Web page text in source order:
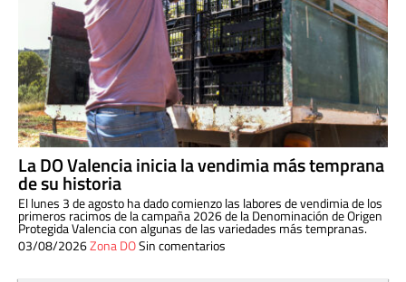
La DO Valencia inicia la vendimia más temprana
de su historia
El lunes 3 de agosto ha dado comienzo las labores de vendimia de los
primeros racimos de la campaña 2026 de la Denominación de Origen
Protegida Valencia con algunas de las variedades más tempranas.
03/08/2026Zona DOSin comentarios